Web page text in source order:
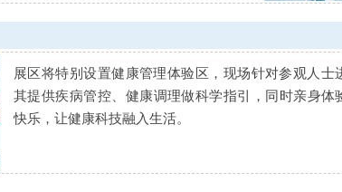
展区将特别设置健康管理体验区，现场针对参观人士
其提供疾病管控、健康调理做科学指引，同时亲身体
快乐，让健康科技融入生活。